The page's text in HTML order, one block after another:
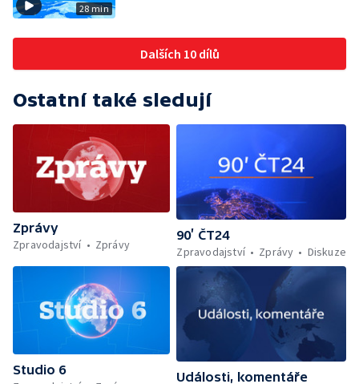
28 min
Dalších 10 dílů
Ostatní také sledují
Zprávy
Zpravodajství
Zprávy
90’ ČT24
Zpravodajství
Zprávy Diskuze
Studio 6
Události, komentáře